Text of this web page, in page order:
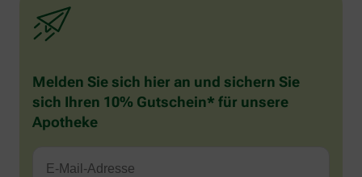
Melden Sie sich hier an und sichern Sie
sich Ihren 10% Gutschein* für unsere
Apotheke